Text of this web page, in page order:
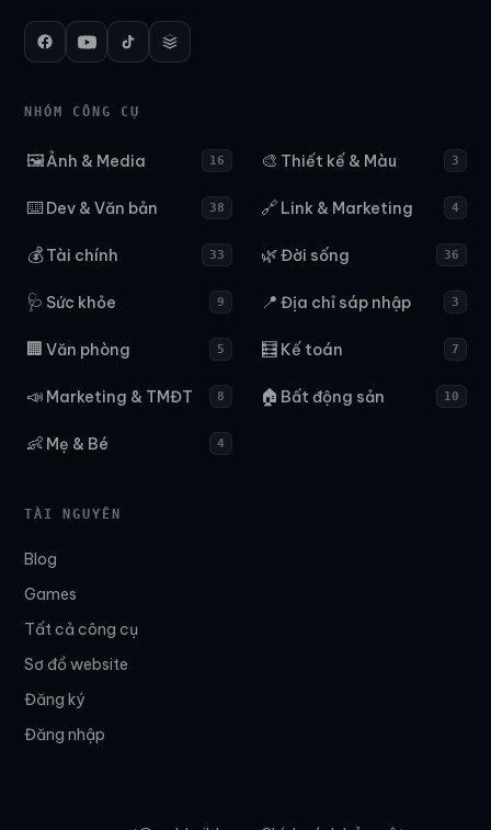
NHÓM CÔNG CỤ
🖼️Ảnh & Media 16 🎨 Thiết kế & Màu 3
⌨️ Dev & Văn bản 38 🔗 Link & Marketing 4
💰Tài chính 33 🌿Đời sống 36
🩺 Sức khỏe 9 📍 Địa chỉ sáp nhập 3
🏢 Văn phòng 5 🧮 Kế toán 7
📣 Marketing & TMĐT 8 🏠 Bất động sản 10
👶 Mẹ & Bé 4
TÀI NGUYÊN
Blog
Games
Tất cả công cụ
Sơ đồ website
Đăng ký
Đăng nhập